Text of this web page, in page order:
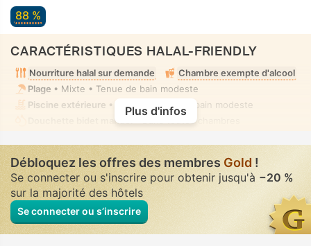
88 %
CARACTÉRISTIQUES HALAL-FRIENDLY
Nourriture halal sur demande
Chambre exempte d'alcool
Plage • Mixte • Tenue de bain modeste
Piscine extérieure • Mixte • Tenue de bain modeste
Douchette bidet manuel
• Dans toutes chambres
Plus d'infos
Débloquez les offres des membres Gold !
Se connecter ou s'inscrire pour obtenir jusqu'à −20 %
sur la majorité des hôtels
Se connecter ou s’inscrire